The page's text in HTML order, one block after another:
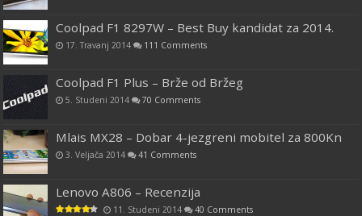
Coolpad F1 8297W – Best Buy kandidat za 2014.
17. Travanj 2014 111 Comments
Coolpad F1 Plus – Brže od Bržeg
5. Studeni 2014 70 Comments
Mlais MX28 – Dobar 4-jezgreni mobitel za 800Kn
3. Veljača 2014 41 Comments
Lenovo A806 – Recenzija
11. Studeni 2014 40 Comments